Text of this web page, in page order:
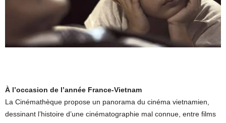
À l’occasion de l’année France-Vietnam
La Cinémathèque propose un panorama du cinéma vietnamien,
dessinant l’histoire d’une cinématographie mal connue, entre films